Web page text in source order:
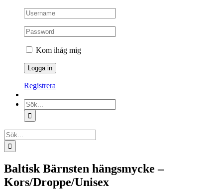
Kom ihåg mig
Registrera
Sök
efter:
Sök
efter:
Baltisk Bärnsten hängsmycke –
Kors/Droppe/Unisex